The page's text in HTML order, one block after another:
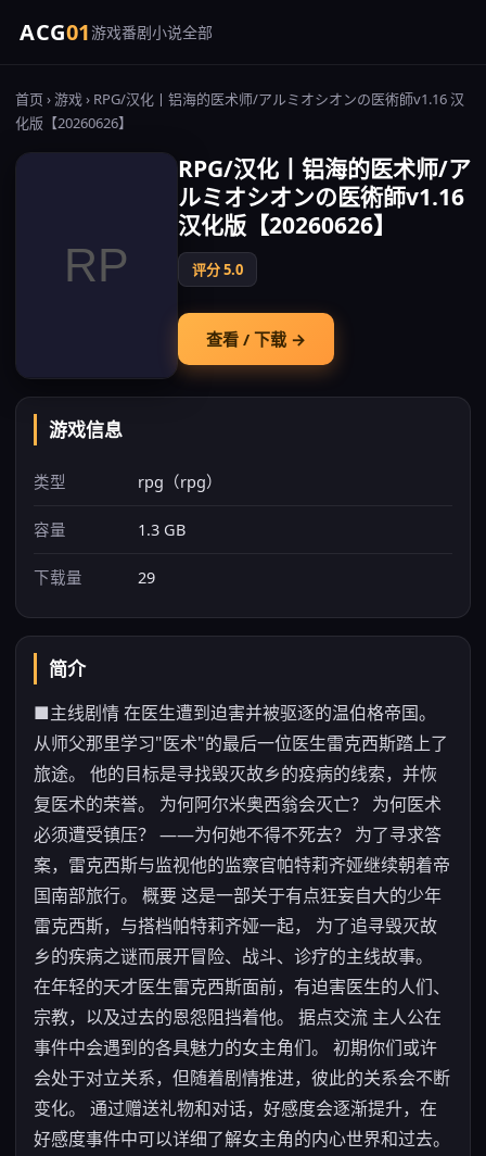
ACG01游戏番剧小说全部
首页 ›游戏› RPG/汉化丨铝海的医术师/アルミオシオンの医術師v1.16 汉
化版【20260626】
RPG/汉化丨铝海的医术师/ア
ルミオシオンの医術師v1.16
汉化版【20260626】
评分 5.0
查看 / 下载 →
游戏信息
类型 rpg（rpg）
容量 1.3 GB
下载量 29
简介
■主线剧情 在医生遭到迫害并被驱逐的温伯格帝国。
从师父那里学习"医术"的最后一位医生雷克西斯踏上了
旅途。 他的目标是寻找毁灭故乡的疫病的线索，并恢
复医术的荣誉。 为何阿尔米奥西翁会灭亡？ 为何医术
必须遭受镇压？ ——为何她不得不死去？ 为了寻求答
案，雷克西斯与监视他的监察官帕特莉齐娅继续朝着帝
国南部旅行。 概要 这是一部关于有点狂妄自大的少年
雷克西斯，与搭档帕特莉齐娅一起， 为了追寻毁灭故
乡的疾病之谜而展开冒险、战斗、诊疗的主线故事。
在年轻的天才医生雷克西斯面前，有迫害医生的人们、
宗教，以及过去的恩怨阻挡着他。 据点交流 主人公在
事件中会遇到的各具魅力的女主角们。 初期你们或许
会处于对立关系，但随着剧情推进，彼此的关系会不断
变化。 通过赠送礼物和对话，好感度会逐渐提升，在
好感度事件中可以详细了解女主角的内心世界和过去。